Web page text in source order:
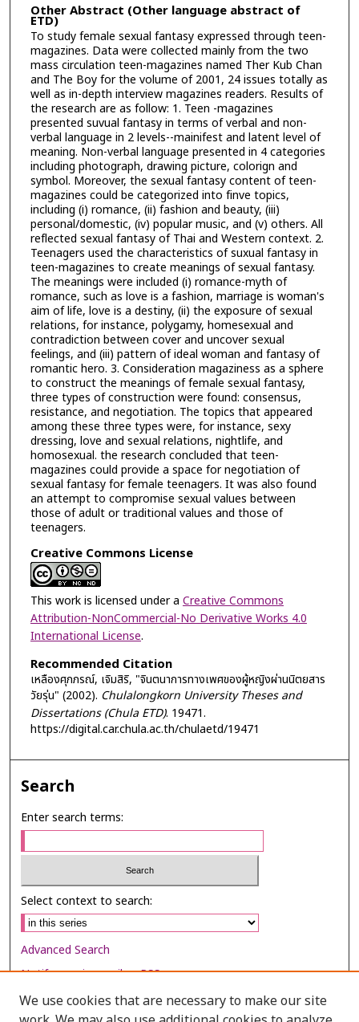
Other Abstract (Other language abstract of
ETD)
To study female sexual fantasy expressed through teen-
magazines. Data were collected mainly from the two
mass circulation teen-magazines named Ther Kub Chan
and The Boy for the volume of 2001, 24 issues totally as
well as in-depth interview magazines readers. Results of
the research are as follow: 1. Teen -magazines
presented suvual fantasy in terms of verbal and non-
verbal language in 2 levels--mainifest and latent level of
meaning. Non-verbal language presented in 4 categories
including photograph, drawing picture, colorign and
symbol. Moreover, the sexual fantasy content of teen-
magazines could be categorized into finve topics,
including (i) romance, (ii) fashion and beauty, (iii)
personal/domestic, (iv) popular music, and (v) others. All
reflected sexual fantasy of Thai and Western context. 2.
Teenagers used the characteristics of suxual fantasy in
teen-magazines to create meanings of sexual fantasy.
The meanings were included (i) romance-myth of
romance, such as love is a fashion, marriage is woman's
aim of life, love is a destiny, (ii) the exposure of sexual
relations, for instance, polygamy, homesexual and
contradiction between cover and uncover sexual
feelings, and (iii) pattern of ideal woman and fantasy of
romantic hero. 3. Consideration magaziness as a sphere
to construct the meanings of female sexual fantasy,
three types of construction were found: consensus,
resistance, and negotiation. The topics that appeared
among these three types were, for instance, sexy
dressing, love and sexual relations, nightlife, and
homosexual. the research concluded that teen-
magazines could provide a space for negotiation of
sexual fantasy for female teenagers. It was also found
an attempt to compromise sexual values between
those of adult or traditional values and those of
teenagers.
Creative Commons License
This work is licensed under a Creative Commons
Attribution-NonCommercial-No Derivative Works 4.0
International License.
Recommended Citation
เหลืองศุภภรณ์, เจิมสิริ, "จินตนาการทางเพศของผู้หญิงผ่านนิตยสาร
วัยรุ่น" (2002). Chulalongkorn University Theses and
Dissertations (Chula ETD). 19471.
https://digital.car.chula.ac.th/chulaetd/19471
Search
Enter search terms:
Select context to search:
Advanced Search
Notify me via email orRSS
Browse
We use cookies that are necessary to make our site